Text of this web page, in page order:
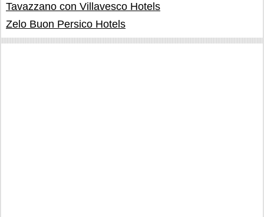
Tavazzano con Villavesco Hotels
Zelo Buon Persico Hotels